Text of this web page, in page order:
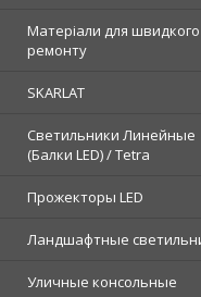
Матеріали для швидкого
ремонту
SKARLAT
Светильники Линейные
(Балки LED) / Tetra
Прожекторы LED
Ландшафтные
Уличные консольные